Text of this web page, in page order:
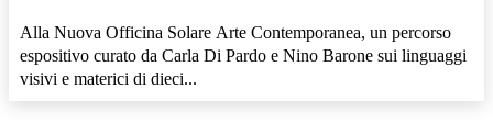
Alla Nuova Officina Solare Arte Contemporanea, un percorso
espositivo curato da Carla Di Pardo e Nino Barone sui linguaggi
visivi e materici di dieci...